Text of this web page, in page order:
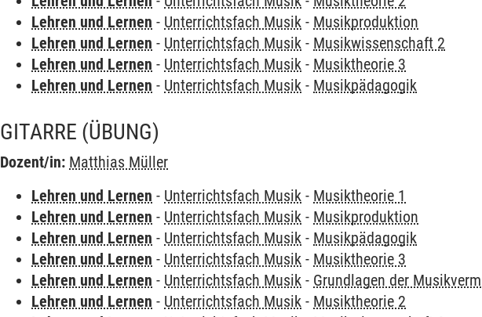
Lehren und Lernen - Unterrichtsfach Musik - Musikproduktion
Lehren und Lernen - Unterrichtsfach Musik - Musikwissenschaft 2
Lehren und Lernen - Unterrichtsfach Musik - Musiktheorie 3
Lehren und Lernen - Unterrichtsfach Musik - Musikpädagogik
GITARRE (ÜBUNG)
Dozent/in: Matthias Müller
Lehren und Lernen - Unterrichtsfach Musik - Musiktheorie 1
Lehren und Lernen - Unterrichtsfach Musik - Musikproduktion
Lehren und Lernen - Unterrichtsfach Musik - Musikpädagogik
Lehren und Lernen - Unterrichtsfach Musik - Musiktheorie 3
Lehren und Lernen - Unterrichtsfach Musik - Grundlagen der
Lehren und Lernen - Unterrichtsfach Musik - Musiktheorie 2